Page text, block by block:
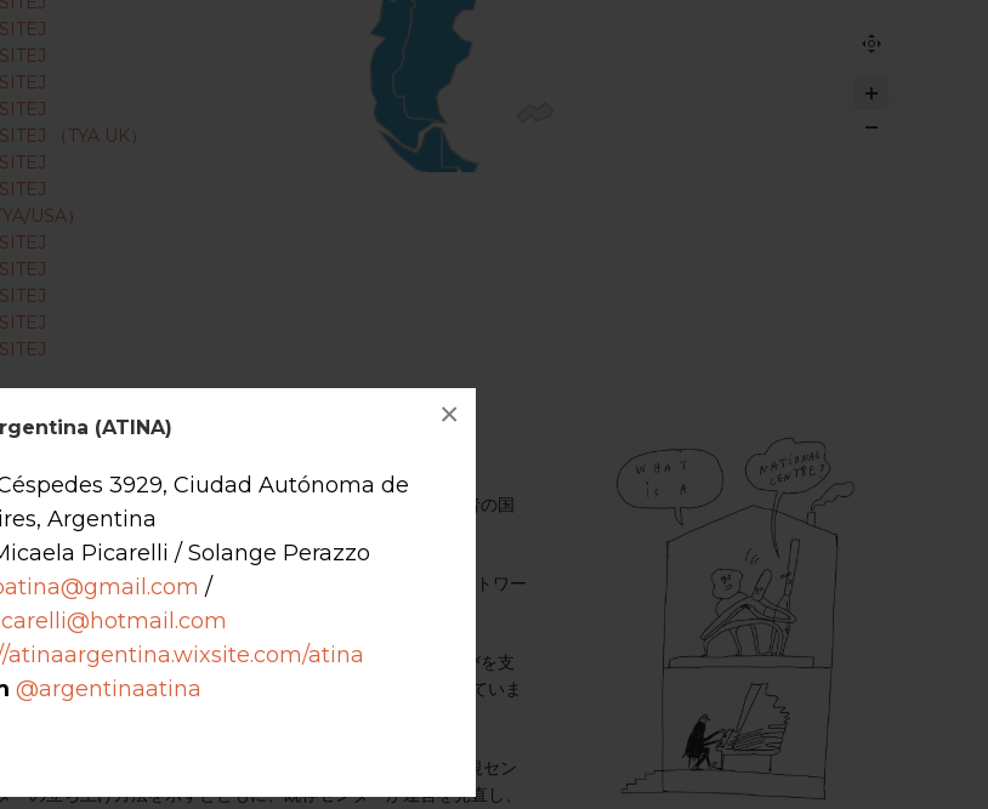
(ATINA)
3929, Ciudad Autónoma de
Argentina
Picarelli / Solange Perazzo
/
atinaargentina.wixsite.com/atina
@argentinaatina
×
（TYA UK）
USA）
TYA）の分野で活動する舞台芸術団体、組織、および関係者の国
あるいは関心を持つ者すべてからなる全国的に代表的なネットワー
の各国センターとの連携のもと、国際的な交流・協力・学びを支
もと、国際的な交流・協力・学習を支援することを目的としていま
」を作成しました。これは新規セン
の立ち上げ方法を示すとともに、既存センターが運営を見直し、